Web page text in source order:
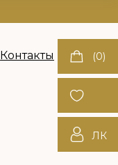
Контакты
ЛК
(0)